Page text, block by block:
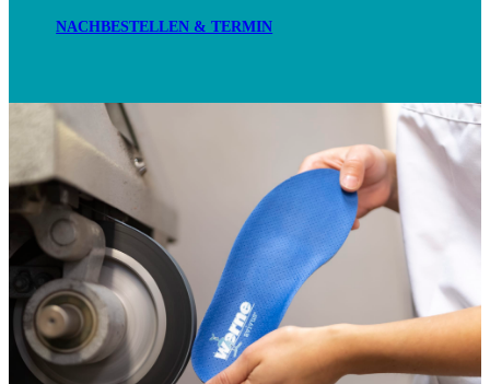
NACHBESTELLEN & TERMIN